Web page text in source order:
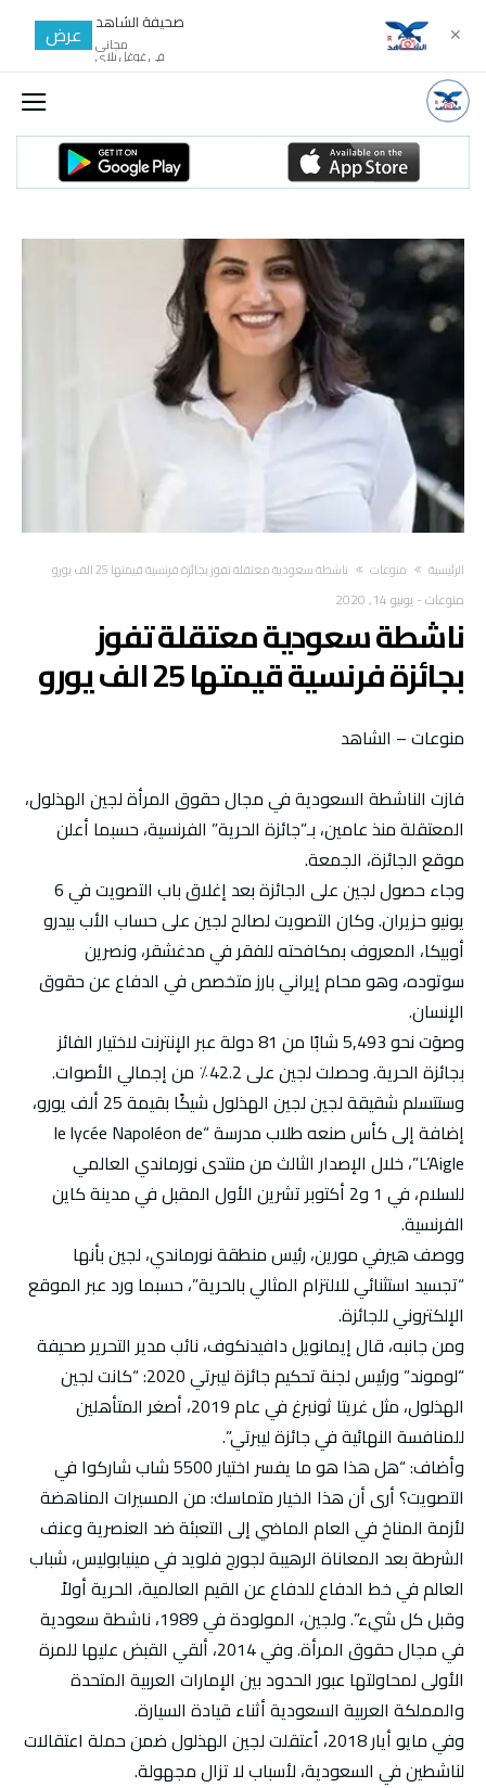
‫الرئيسية‬ منوعات ناشطة سعودية معتقلة تفوز بجائزة فرنسية قيمتها 25 الف يورو
منوعات-يونيو 14, 2020
ناشطة سعودية معتقلة تفوز
بجائزة فرنسية قيمتها 25 الف يورو
منوعات – الشاهد
فازت الناشطة السعودية في مجال حقوق المرأة لجين الهذلول،
المعتقلة منذ عامين، بـ”جائزة الحرية” الفرنسية، حسبما أعلن
موقع الجائزة، الجمعة.
وجاء حصول لجين على الجائزة بعد إغلاق باب التصويت في 6
يونيو حزيران. وكان التصويت لصالح لجين على حساب الأب بيدرو
أوبيكا، المعروف بمكافحته للفقر في مدغشقر، ونصرين
سوتوده، وهو محام إيراني بارز متخصص في الدفاع عن حقوق
الإنسان.
وصوَت نحو 5,493 شابًا من 81 دولة عبر الإنترنت لاختيار الفائز
بجائزة الحرية. وحصلت لجين على 42.2٪ من إجمالي الأصوات.
وستتسلم شقيقة لجين لجين الهذلول شيكًا بقيمة 25 ألف يورو،
إضافة إلى كأس صنعه طلاب مدرسة “le lycée Napoléon de
L’Aigle”، خلال الإصدار الثالث من منتدى نورماندي العالمي
للسلام، في 1 و2 أكتوبر تشرين الأول المقبل في مدينة كاين
الفرنسية.
ووصف هيرفي مورين، رئيس منطقة نورماندي، لجين بأنها
“تجسيد استثنائي للالتزام المثالي بالحرية”، حسبما ورد عبر الموقع
الإلكتروني للجائزة.
ومن جانبه، قال إيمانويل دافيدنكوف، نائب مدير التحرير صحيفة
“لوموند” ورئيس لجنة تحكيم جائزة ليبرتي 2020: “كانت لجين
الهذلول، مثل غريتا ثونبرغ في عام 2019، أصغر المتأهلين
للمنافسة النهائية في جائزة ليبرتي”.
وأضاف: “هل هذا هو ما يفسر اختيار 5500 شاب شاركوا في
التصويت؟ أرى أن هذا الخيار متماسك: من المسيرات المناهضة
لأزمة المناخ في العام الماضي إلى التعبئة ضد العنصرية وعنف
الشرطة بعد المعاناة الرهيبة لجورج فلويد في مينيابوليس، شباب
العالم في خط الدفاع للدفاع عن القيم العالمية، الحرية أولاً
وقبل كل شيء”. ولجين، المولودة في 1989، ناشطة سعودية
في مجال حقوق المرأة. وفي 2014، ألقي القبض عليها للمرة
الأولى لمحاولتها عبور الحدود بين الإمارات العربية المتحدة
والمملكة العربية السعودية أثناء قيادة السيارة.
وفي مايو أيار 2018، اُعتقلت لجين الهذلول ضمن حملة اعتقالات
لناشطين في السعودية، لأسباب لا تزال مجهولة.
✕ صحيفة الشاهد
مجانى
في غوغل بلاي
عرض